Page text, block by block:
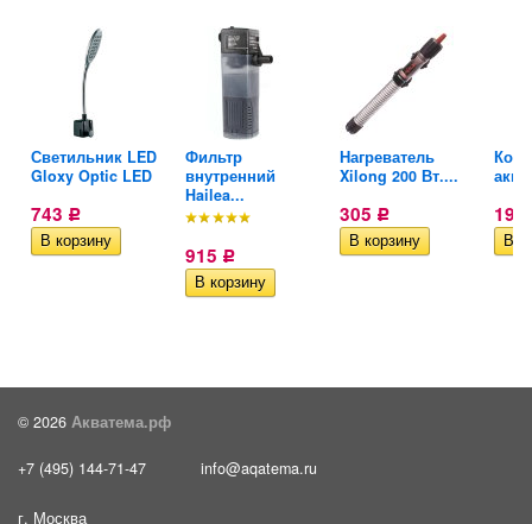
Светильник LED
Gloxy Optic LED
743 Р
Фильтр
внутренний
Hailea...
915 Р
Нагреватель
Xilong 200 Вт....
305 Р 197
© 2026 Акватема.рф
+7 (495) 144-71-47 info@aqatema.ru
г. Москва